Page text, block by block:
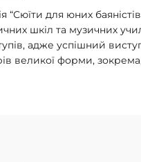
“Сюїти для юних
шкіл та музичних
адже успішний
великої форми,